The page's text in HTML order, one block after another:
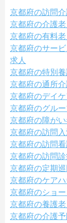
京都府の訪問
京都府の介護
京都府の有料
京都府のサー
求人
京都府の特別
京都府の通所
京都府のデイ
京都府のグル
京都府の障が
京都府の訪問
京都府の訪問
京都府の訪問
京都府の定期
京都府のケア
京都府のショ
京都府の養護
京都府の介護